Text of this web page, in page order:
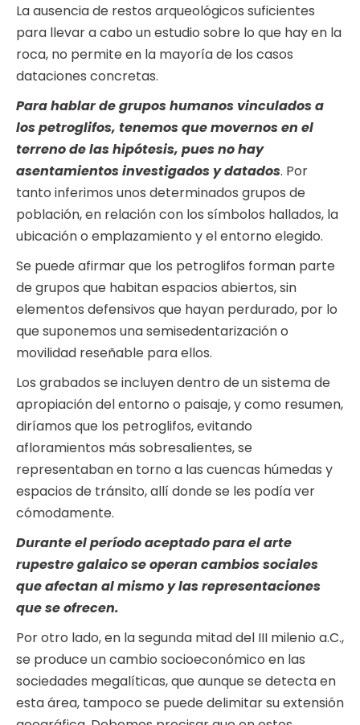
La ausencia de restos arqueológicos suficientes
para llevar a cabo un estudio sobre lo que hay en la
roca, no permite en la mayoría de los casos
dataciones concretas.
Para hablar de grupos humanos vinculados a
los petroglifos, tenemos que movernos en el
terreno de las hipótesis, pues no hay
asentamientos investigados y datados. Por
tanto inferimos unos determinados grupos de
población, en relación con los símbolos hallados, la
ubicación o emplazamiento y el entorno elegido.
Se puede afirmar que los petroglifos forman parte
de grupos que habitan espacios abiertos, sin
elementos defensivos que hayan perdurado, por lo
que suponemos una semisedentarización o
movilidad reseñable para ellos.
Los grabados se incluyen dentro de un sistema de
apropiación del entorno o paisaje, y como resumen,
diríamos que los petroglifos, evitando
afloramientos más sobresalientes, se
representaban en torno a las cuencas húmedas y
espacios de tránsito, allí donde se les podía ver
cómodamente.
Durante el período aceptado para el arte
rupestre galaico se operan cambios sociales
que afectan al mismo y las representaciones
que se ofrecen.
Por otro lado, en la segunda mitad del III milenio a.C.,
se produce un cambio socioeconómico en las
sociedades megalíticas, que aunque se detecta en
esta área, tampoco se puede delimitar su extensión